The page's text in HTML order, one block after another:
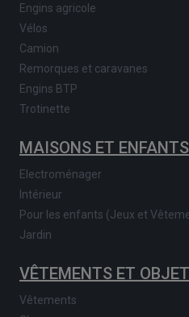
Engins agricole
Vélos
Camion
Remorques et caravanes
Engins BTP
Trotinette
MAISONS ET ENFANTS
Electroménager
Intérieur
Pour les enfants (Jeux et
Jardin
VÊTEMENTS ET
Vêtements